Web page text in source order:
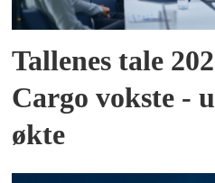
Tallenes tale
Cargo vokste -
økte